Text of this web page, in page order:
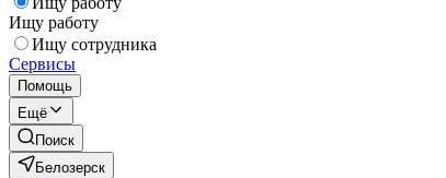
Ищу работу
Ищу сотрудника
Сервисы
Помощь
Ещё
Поиск
Белозерск